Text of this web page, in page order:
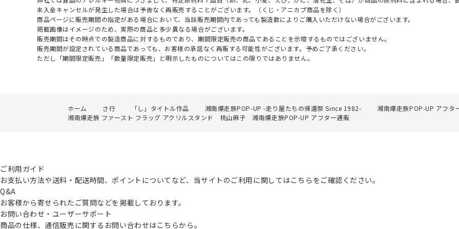
未入金キャンセルが発生した場合は予告なく再販売することがございます。（くじ・アニカプ商品を除く）
商品ページに販売期間の指定がある場合において、当該販売期間内であっても製造数によりご購入いただけない場合がございます。
掲載画像はイメージのため、実際の商品と多少異なる場合がございます。
販売期間はその時点での製造商品に対するものであり、期間限定販売の商品であることを示唆するものではございません。
販売期間が設定されている商品であっても、お客様の承諾なく再販する可能性がございます。予めご了承ください。
ただし「期間限定販売」「数量限定販売」と明示したものについてはこの限りではありません。
ホーム さ行 「し」タイトル作品 湘南爆走族POP-UP -走り屋たちの帰還祭 Since 1982-
湘南爆走族POP-UP アフタ
湘南爆走族 ファースト フラッグ アクリルスタンド 桃山麻子 湘南爆走族POP-UP アフター通販
ご利用ガイド
お支払い方法や送料・配送時間、ポイントについてなど、当サイトのご利用に関してはこちらをご確認ください。
Q&A
お客様から寄せられたご質問などを掲載しております。
お問い合わせ・ユーザーサポート
商品の仕様、通信販売に関するお問い合わせはこちらから。